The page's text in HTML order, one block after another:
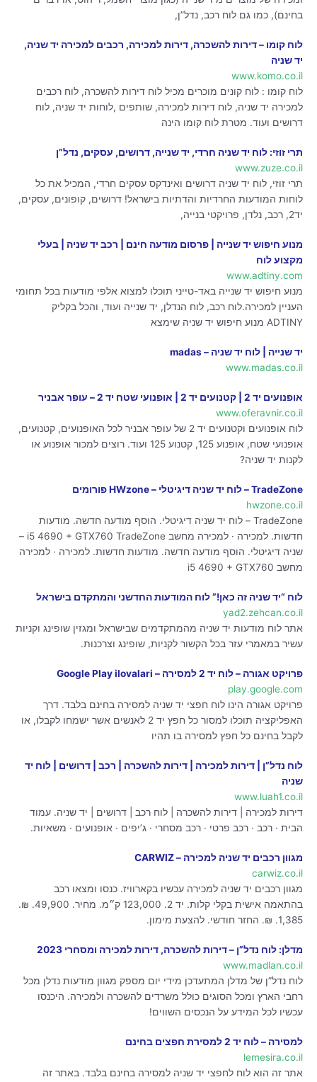
בחינם), כמו גם לוח רכב, נדל”ן,
לוח קומו – דירות להשכרה, דירות למכירה, רכבים למכירה יד שניה,
יד שניה
www.komo.co.il
לוח קומו : לוח קונים מוכרים מכיל לוח דירות להשכרה, לוח רכבים
למכירה יד שניה, לוח דירות למכירה, שותפים ,לוחות יד שניה, לוח
דרושים ועוד. מטרת לוח קומו הינה
תרי זוזי: לוח יד שניה חרדי, יד שנייה, דרושים, עסקים, נדל”ן
www.zuze.co.il
תרי זוזי, לוח יד שניה דרושים ואינדקס עסקים חרדי, המכיל את כל
לוחות המודעות החרדיות והדתיות בישראל! דרושים, קופונים, עסקים,
יד2, רכב, נלדן, פרויקטי בנייה,
מנוע חיפוש יד שנייה | פרסום מודעה חינם | רכב יד שניה | בעלי
מקצוע לוח
www.adtiny.com
מנוע חיפוש יד שנייה באד-טייני תוכלו למצוא אלפי מודעות בכל תחומי
העניין למכירה.לוח רכב, לוח הנדלן, יד שנייה ועוד, והכל בקליק
ADTINY מנוע חיפוש יד שניה שימצא
יד שנייה | לוח יד שניה – madas
www.madas.co.il
אופנועים יד 2 | קטנועים יד 2 | אופנועי שטח יד 2 – עופר אבניר
www.oferavnir.co.il
לוח אופנועים וקטנועים יד 2 של עופר אבניר לכל האופנועים, קטנועים,
אופנועי שטח, אופנוע 125, קטנוע 125 ועוד. רוצים למכור אופנוע או
לקנות יד שניה?
TradeZone – לוח יד שניה דיגיטלי – HWzone פורומים
hwzone.co.il
TradeZone – לוח יד שניה דיגיטלי. הוסף מודעה חדשה. מודעות
חדשות. למכירה · למכירה מחשב i5 4690 + GTX760 TradeZone –
שניה דיגיטלי. הוסף מודעה חדשה. מודעות חדשות. למכירה · למכירה
מחשב i5 4690 + GTX760
לוח “יד שניה זה כאן!” לוח המודעות החדשני והמתקדם בישראל
yad2.zehcan.co.il
אתר לוח מודעות יד שניה מהמתקדמים שבישראל ומגזין שופינג וקניות
עשיר במאמרי עזר בכל הקשור לקניות, שופינג וצרכנות.
פרויקט אגורה – לוח יד 2 למסירה – Google Play ilovalari
play.google.com
פרויקט אגורה הינו לוח חפצי יד שניה למסירה בחינם בלבד. דרך
האפליקציה תוכלו למסור כל חפץ יד 2 לאנשים אשר ישמחו לקבלו, או
לקבל בחינם כל חפץ למסירה בו תהיו
לוח נדל”ן | דירות למכירה | דירות להשכרה | רכב | דרושים | לוח יד
שניה
www.luah1.co.il
דירות למכירה | דירות להשכרה | לוח רכב | דרושים | יד שניה. עמוד
הבית · רכב · רכב פרטי · רכב מסחרי · ג’יפים · אופנועים · משאיות.
מגוון רכבים יד שניה למכירה – CARWIZ
carwiz.co.il
מגוון רכבים יד שניה למכירה עכשיו בקארוויז. כנסו ומצאו רכב
בהתאמה אישית בקלי קלות. יד 2. 123,000 ק״מ. מחיר. 49,900. ₪.
1,385. ₪. החזר חודשי. להצעת מימון.
מדלן: לוח נדל”ן – דירות להשכרה, דירות למכירה ומסחרי 2023
www.madlan.co.il
לוח נדל”ן של מדלן המתעדכן מידי יום מספק מגוון מודעות נדלן מכל
רחבי הארץ ומכל הסוגים כולל משרדים להשכרה ולמכירה. היכנסו
עכשיו לכל המידע על הנכסים השווים!
למסירה – לוח יד 2 למסירת חפצים בחינם
lemesira.co.il
אתר זה הוא לוח לחפצי יד שניה למסירה בחינם בלבד. באתר זה